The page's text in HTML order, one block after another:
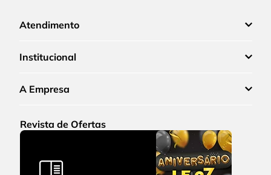
Atendimento
Institucional
A Empresa
Revista de Ofertas